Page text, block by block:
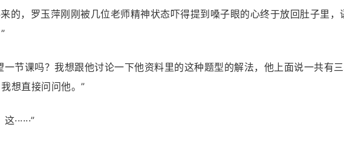
的，罗玉萍刚刚被几位老师精神状态吓得提到嗓子眼的心终于放回肚子里
一节课吗？我想跟他讨论一下他资料里的这种题型的解法，他上面说一共有
想直接问问他。”